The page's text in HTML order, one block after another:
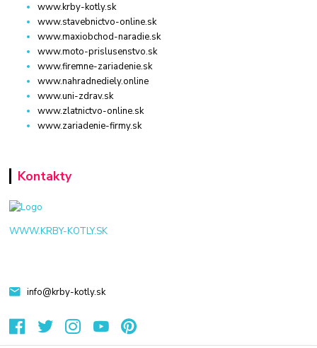
www.krby-kotly.sk
www.stavebnictvo-online.sk
www.maxiobchod-naradie.sk
www.moto-prislusenstvo.sk
www.firemne-zariadenie.sk
www.nahradnediely.online
www.uni-zdrav.sk
www.zlatnictvo-online.sk
www.zariadenie-firmy.sk
Kontakty
WWW.KRBY-KOTLY.SK
info@krby-kotly.sk